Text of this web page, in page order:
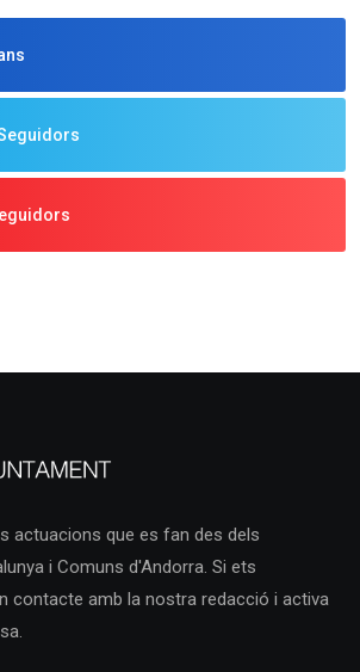
actuacions que es fan des dels
i Comuns d'Andorra. Si ets
contacte amb la nostra redacció i activa